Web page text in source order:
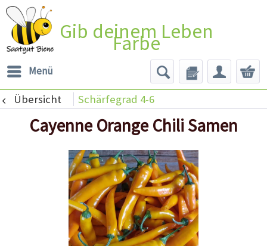
Gib deinem Leben
Farbe
Menü
Übersicht Schärfegrad 4-6
Cayenne Orange Chili Samen